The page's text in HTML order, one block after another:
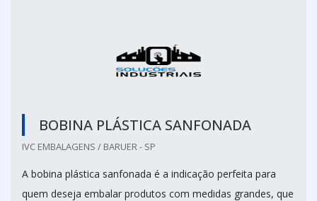
BOBINA PLÁSTICA SANFONADA
IVC EMBALAGENS / BARUER - SP
A bobina plástica sanfonada é a indicação perfeita para
quem deseja embalar produtos com medidas grandes, que